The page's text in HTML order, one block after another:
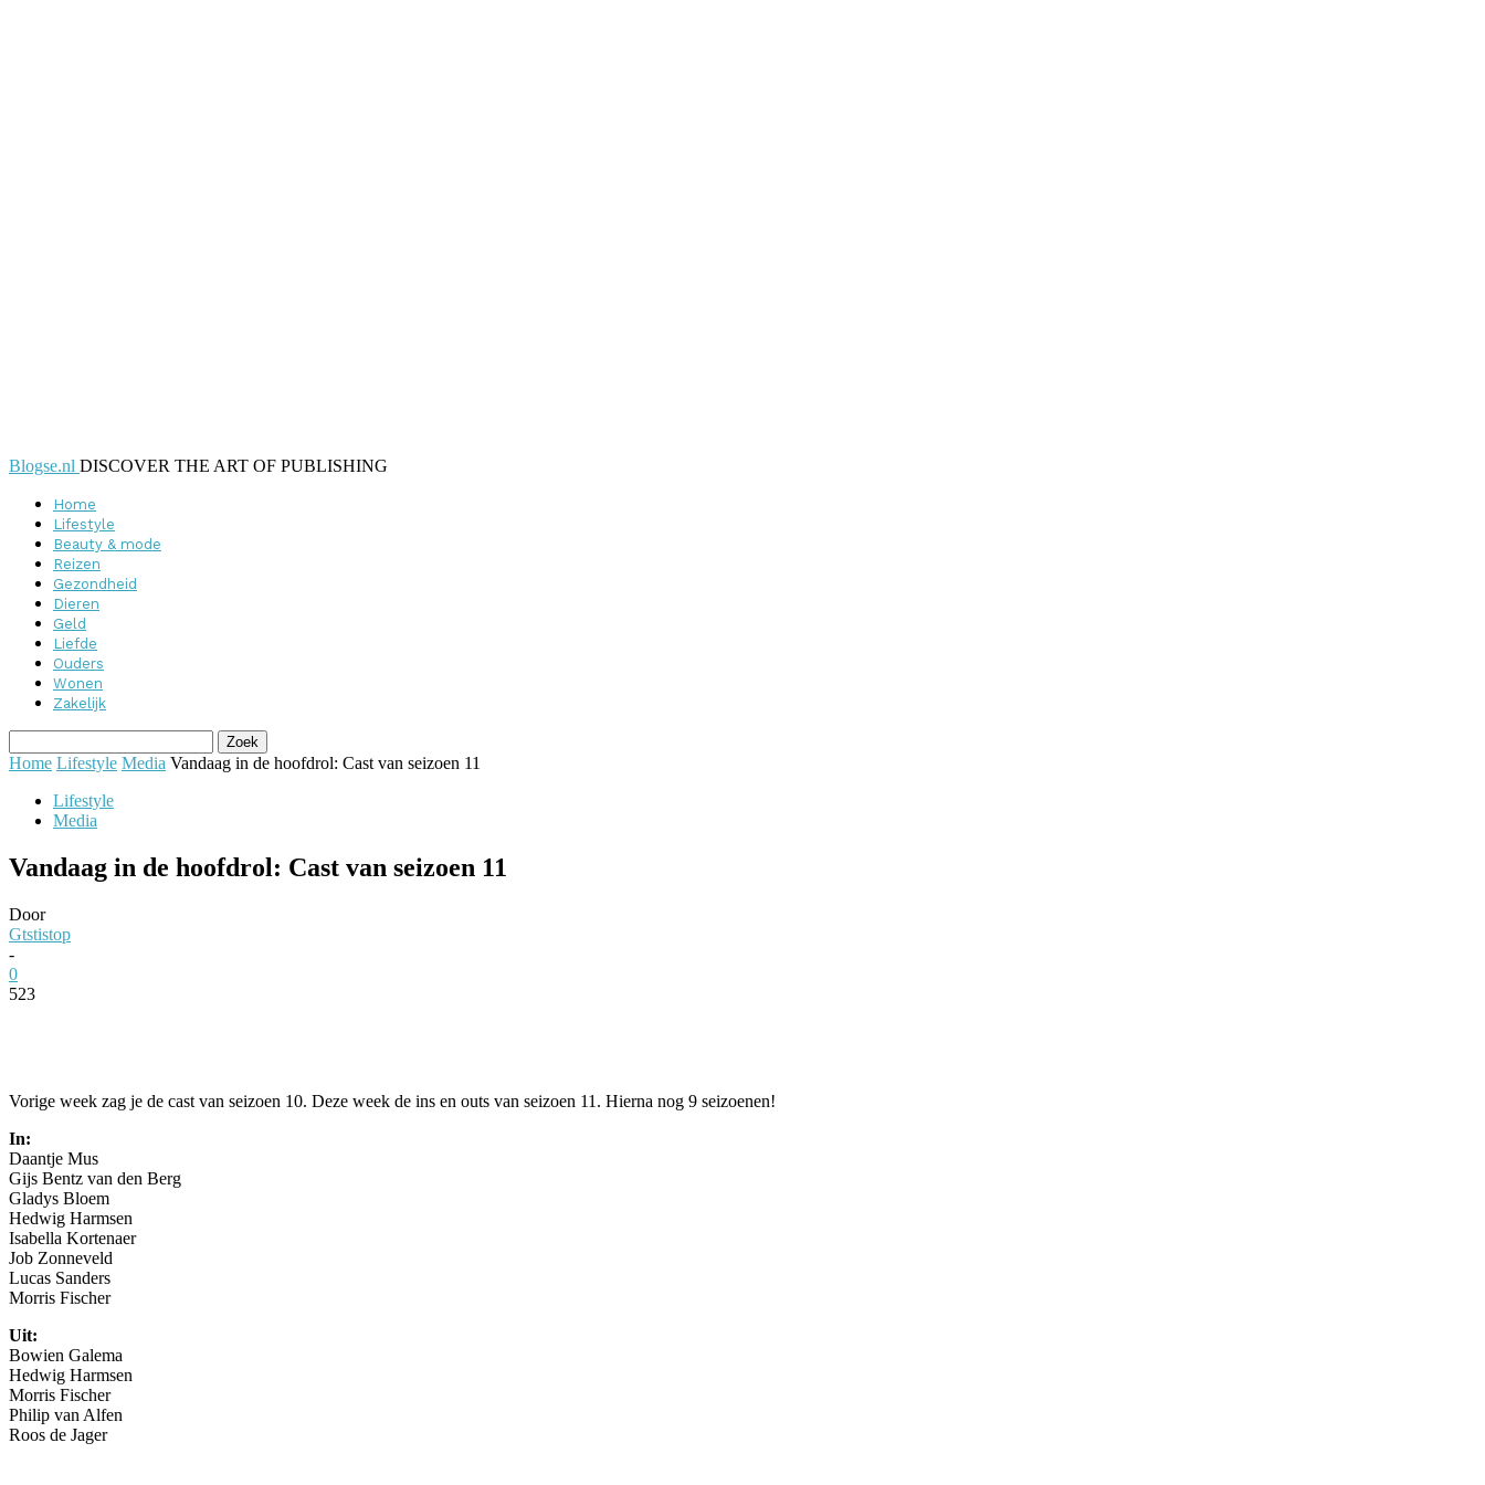
Blogse.nl DISCOVER THE ART OF PUBLISHING
Home
Lifestyle
Beauty & mode
Reizen
Gezondheid
Dieren
Geld
Liefde
Ouders
Wonen
Zakelijk
Home Lifestyle Media Vandaag in de hoofdrol: Cast van seizoen 11
Lifestyle
Media
Vandaag in de hoofdrol: Cast van seizoen 11
Door
Gtstistop
-
0
523
Vorige week zag je de cast van seizoen 10. Deze week de ins en outs van seizoen 11. Hierna nog 9 seizoenen!
In:
Daantje Mus
Gijs Bentz van den Berg
Gladys Bloem
Hedwig Harmsen
Isabella Kortenaer
Job Zonneveld
Lucas Sanders
Morris Fischer
Uit:
Bowien Galema
Hedwig Harmsen
Morris Fischer
Philip van Alfen
Roos de Jager